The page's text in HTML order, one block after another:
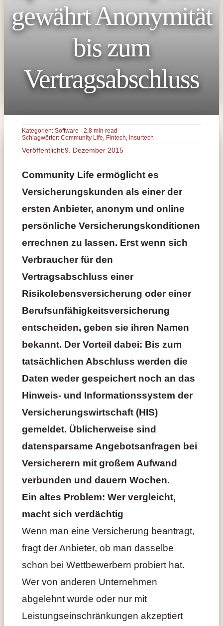
gewährt Anonymität
bis zum
Vertragsabschluss
Kategorien: Software
2,8 min read
Schlagwörter: Community Life Fintech Insurtech
Veröffentlicht:9. Dezember 2015
Community Life ermöglicht es
Versicherungskunden als einer der
ersten Anbieter, anonym und online
persönliche Versicherungskonditionen
errechnen zu lassen. Erst wenn sich
Verbraucher für den
Vertragsabschluss einer
Risikolebensversicherung oder einer
Berufsunfähigkeitsversicherung
entscheiden, geben sie ihren Namen
bekannt. Der Vorteil dabei: Bis zum
tatsächlichen Abschluss werden die
Daten weder gespeichert noch an das
Hinweis- und Informationssystem der
Versicherungswirtschaft (HIS)
gemeldet. Üblicherweise sind
datensparsame Angebotsanfragen bei
Versicherern mit großem Aufwand
verbunden und dauern Wochen.
Ein altes Problem: Wer vergleicht,
macht sich verdächtig
Wenn man eine Versicherung beantragt,
fragt der Anbieter, ob man dasselbe
schon bei Wettbewerbern probiert hat.
Wer von anderen Unternehmen
abgelehnt wurde oder nur mit
Leistungseinschränkungen akzeptiert